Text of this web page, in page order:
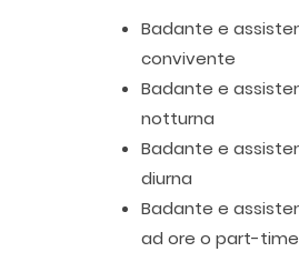
Badante e
convivente
Badante e
notturna
Badante e
diurna
Badante e
ad ore o part-time